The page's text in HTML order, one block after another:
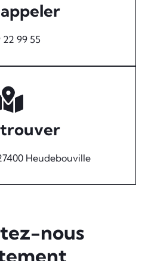
22 99 55
Heudebouville
nous